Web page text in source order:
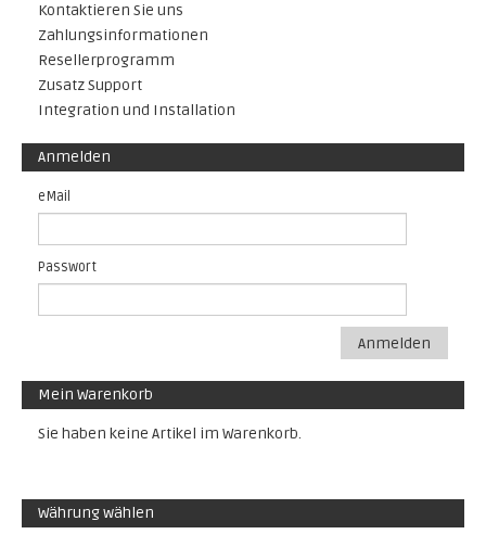
Kontaktieren Sie uns
Zahlungsinformationen
Resellerprogramm
Zusatz Support
Integration und Installation
Anmelden
eMail
Passwort
Anmelden
Mein Warenkorb
Sie haben keine Artikel im Warenkorb.
Währung wählen